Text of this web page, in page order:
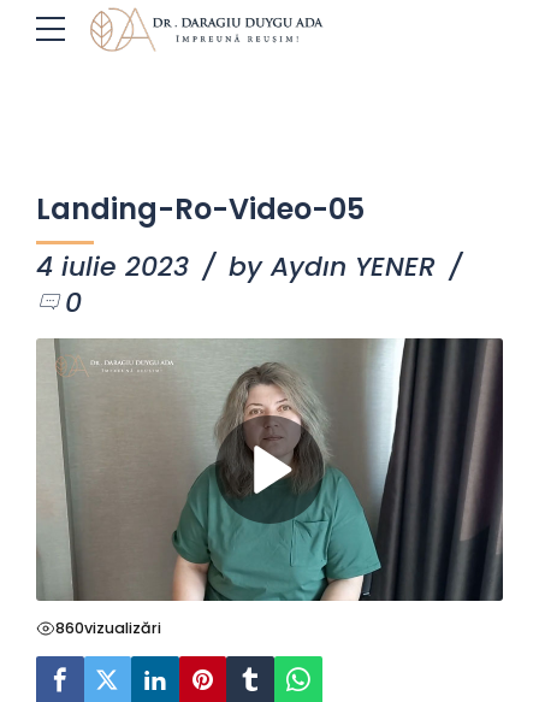
Landing-Ro-Video-05
4 iulie 2023
by Aydın YENER
0
860vizualizări